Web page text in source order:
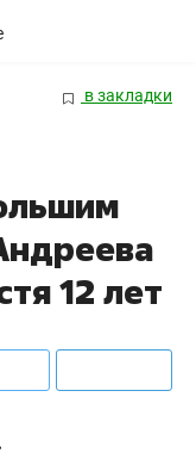
в закладки
12 лет